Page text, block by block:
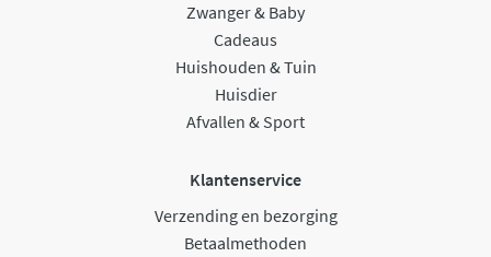
Zwanger & Baby
Cadeaus
Huishouden & Tuin
Huisdier
Afvallen & Sport
Klantenservice
Verzending en bezorging
Betaalmethoden